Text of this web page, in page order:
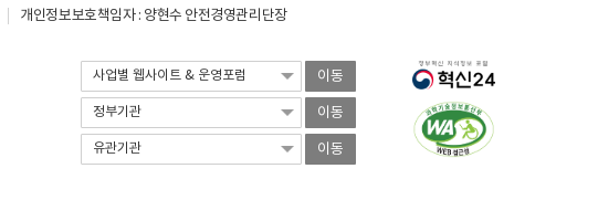
개인정보보호책임자 : 양현수 안전경영관리단장
이동
이동
이동